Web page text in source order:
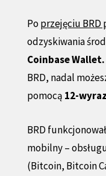
Poprzejęciu BRD
odzyskiwania
Coinbase Wallet.
BRD, nadal
pomocą 12-
BRD
mobilny –
(Bitcoin, Bitcoin